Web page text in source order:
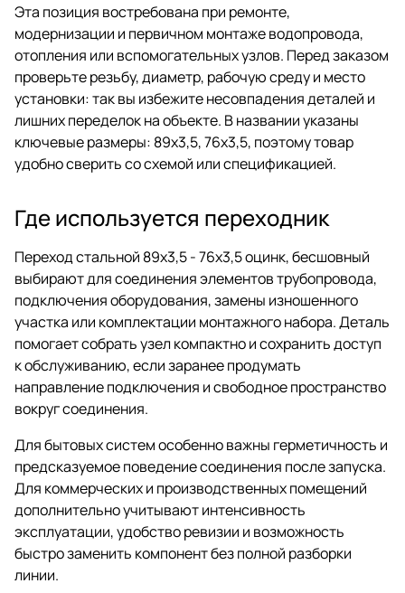
Эта позиция востребована при ремонте,
модернизации и первичном монтаже водопровода,
отопления или вспомогательных узлов. Перед заказом
проверьте резьбу, диаметр, рабочую среду и место
установки: так вы избежите несовпадения деталей и
лишних переделок на объекте. В названии указаны
ключевые размеры: 89x3,5, 76x3,5, поэтому товар
удобно сверить со схемой или спецификацией.
Где используется переходник
Переход стальной 89х3,5 - 76х3,5 оцинк, бесшовный
выбирают для соединения элементов трубопровода,
подключения оборудования, замены изношенного
участка или комплектации монтажного набора. Деталь
помогает собрать узел компактно и сохранить доступ
к обслуживанию, если заранее продумать
направление подключения и свободное пространство
вокруг соединения.
Для бытовых систем особенно важны герметичность и
предсказуемое поведение соединения после запуска.
Для коммерческих и производственных помещений
дополнительно учитывают интенсивность
эксплуатации, удобство ревизии и возможность
быстро заменить компонент без полной разборки
линии.